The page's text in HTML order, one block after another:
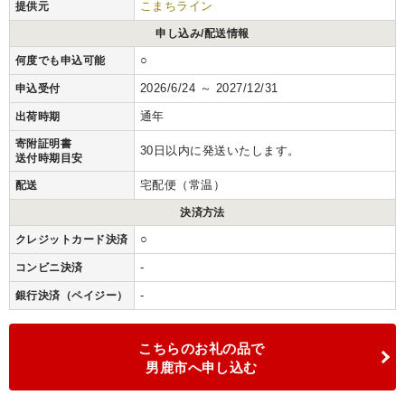
提供元 こまちライン
申し込み/配送情報
何度でも申込可能 ○
申込受付 2026/6/24 ～ 2027/12/31
出荷時期 通年
寄附証明書
送付時期目安
30日以内に発送いたします。
配送 宅配便（常温）
決済方法
クレジットカード決済 ○
コンビニ決済 -
銀行決済（ペイジー） -
こちらのお礼の品で
男鹿市へ申し込む